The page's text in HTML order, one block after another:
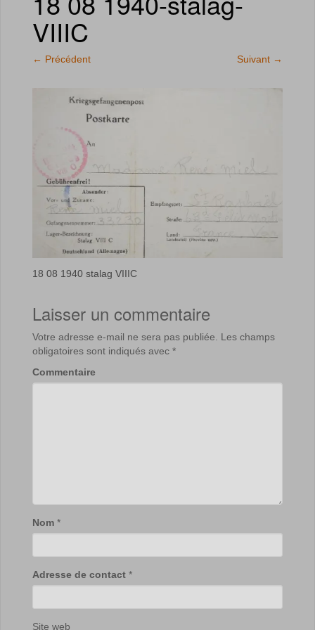
VIIIC
← Précédent Suivant →
18 08 1940 stalag VIIIC
Laisser un commentaire
Votre adresse e-mail ne sera pas publiée.
Les champs
obligatoires sont indiqués avec *
Commentaire
Nom *
Adresse de contact *
Site web